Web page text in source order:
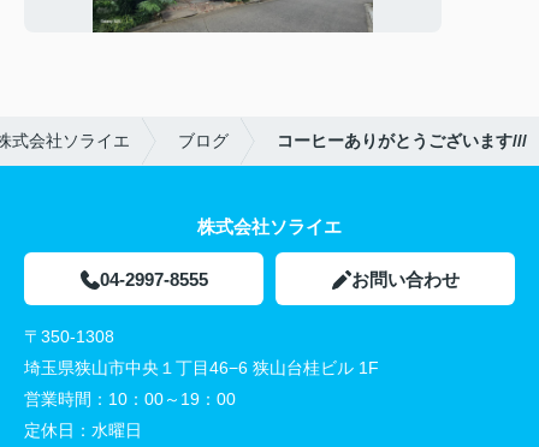
式会社ソライエ ブログ コーヒーありがとうございます///
株式会社ソライエ
04-2997-8555 お問い合わせ
〒350-1308
埼玉県狭山市中央１丁目46−6 狭山台桂ビル 1F
営業時間： 10：00～19：00
定休日： 水曜日